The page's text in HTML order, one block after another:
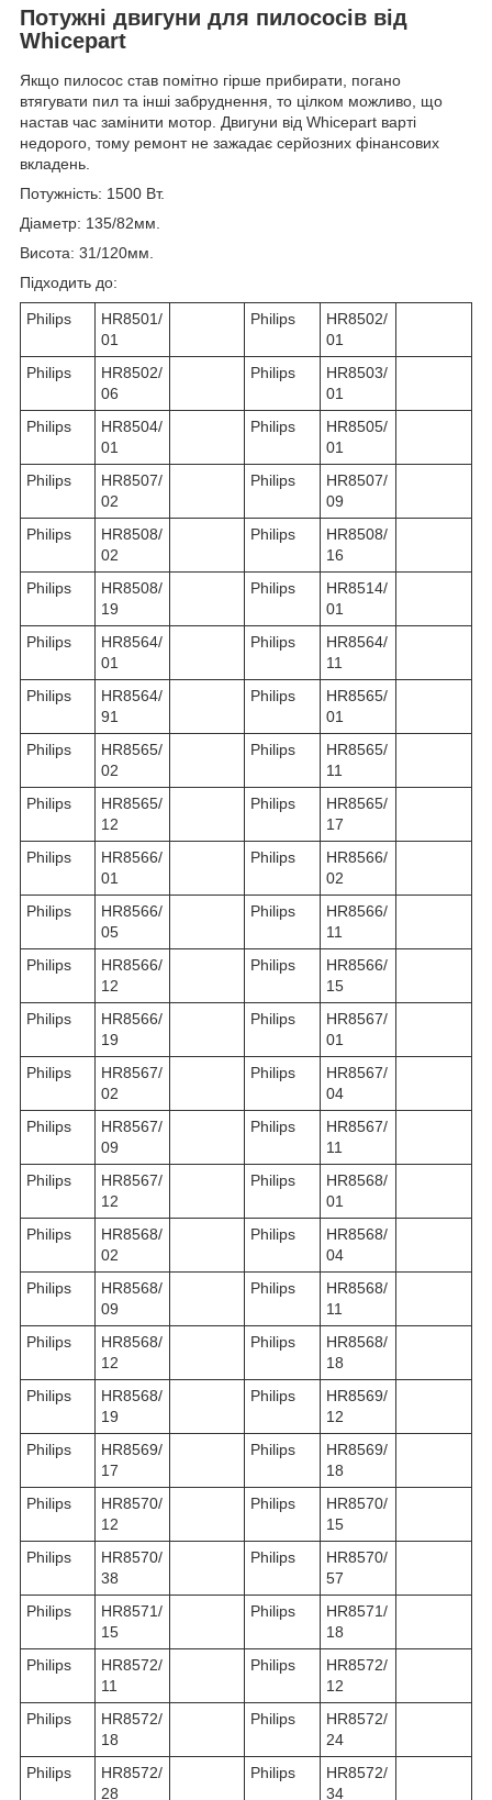
Потужні двигуни для пилососів від
Whicepart
Якщо пилосос став помітно гірше прибирати, погано
втягувати пил та інші забруднення, то цілком можливо, що
настав час замінити мотор. Двигуни від Whicepart варті
недорого, тому ремонт не зажадає серйозних фінансових
вкладень.
Потужність: 1500 Вт.
Діаметр: 135/82мм.
Висота: 31/120мм.
Підходить до:
Philips
HR8501/
01
Philips
HR8502/
01
Philips
HR8502/
06
Philips
HR8503/
01
Philips
HR8504/
01
Philips
HR8505/
01
Philips
HR8507/
02
Philips
HR8507/
09
Philips
HR8508/
02
Philips
HR8508/
16
Philips
HR8508/
19
Philips
HR8514/
01
Philips
HR8564/
01
Philips
HR8564/
11
Philips
HR8564/
91
Philips
HR8565/
01
Philips
HR8565/
02
Philips
HR8565/
11
Philips
HR8565/
12
Philips
HR8565/
17
Philips
HR8566/
01
Philips
HR8566/
02
Philips
HR8566/
05
Philips
HR8566/
11
Philips
HR8566/
12
Philips
HR8566/
15
Philips
HR8566/
19
Philips
HR8567/
01
Philips
HR8567/
02
Philips
HR8567/
04
Philips
HR8567/
09
Philips
HR8567/
11
Philips
HR8567/
12
Philips
HR8568/
01
Philips
HR8568/
02
Philips
HR8568/
04
Philips
HR8568/
09
Philips
HR8568/
11
Philips
HR8568/
12
Philips
HR8568/
18
Philips
HR8568/
19
Philips
HR8569/
12
Philips
HR8569/
17
Philips
HR8569/
18
Philips
HR8570/
12
Philips
HR8570/
15
Philips
HR8570/
38
Philips
HR8570/
57
Philips
HR8571/
15
Philips
HR8571/
18
Philips
HR8572/
11
Philips
HR8572/
12
Philips
HR8572/
18
Philips
HR8572/
24
Philips
HR8572/
28
Philips
HR8572/
34